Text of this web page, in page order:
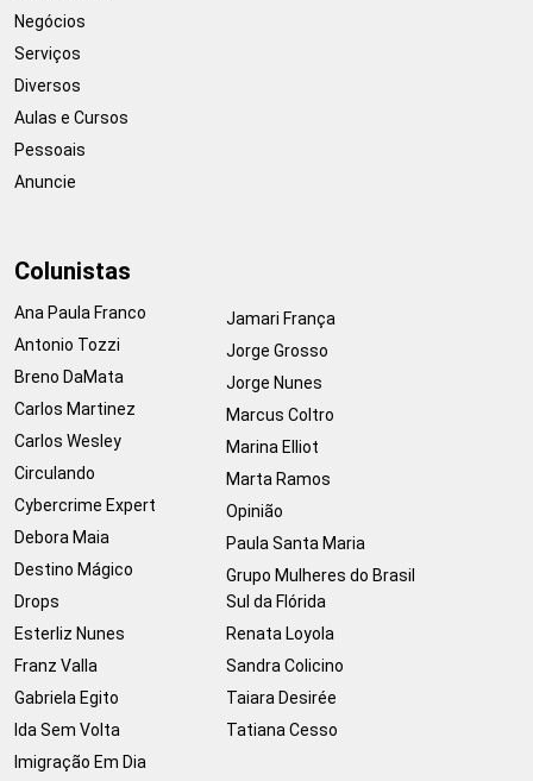
Negócios
Serviços
Diversos
Aulas e Cursos
Pessoais
Anuncie
Colunistas
Ana Paula Franco
Antonio Tozzi
Breno DaMata
Carlos Martinez
Carlos Wesley
Circulando
Cybercrime Expert
Debora Maia
Destino Mágico
Drops
Esterliz Nunes
Franz Valla
Gabriela Egito
Ida Sem Volta
Imigração Em Dia
Jamari França
Jorge Grosso
Jorge Nunes
Marcus Coltro
Marina Elliot
Marta Ramos
Opinião
Paula Santa Maria
Grupo Mulheres do Brasil
Sul da Flórida
Renata Loyola
Sandra Colicino
Taiara Desirée
Tatiana Cesso